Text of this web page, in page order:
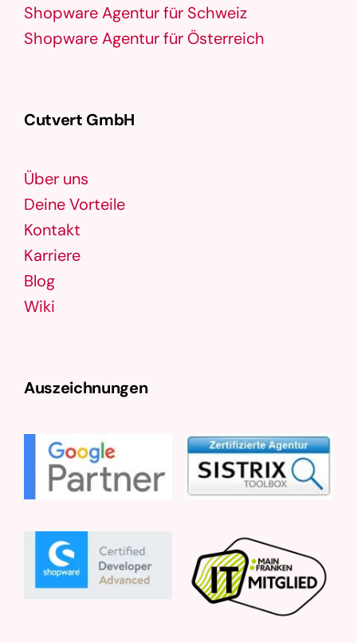
Shopware Agentur für Schweiz
Shopware Agentur für Österreich
Cutvert GmbH
Über uns
Deine Vorteile
Kontakt
Karriere
Blog
Wiki
Auszeichnungen